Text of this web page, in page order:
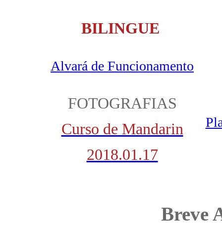
BILINGUE
Alvará de Funcionamento
FOTOGRAFIAS
Curso de Mandarin
2018.01.17
Breve